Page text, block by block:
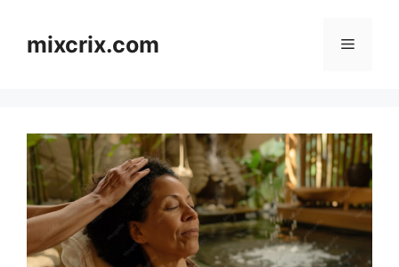
contentmixcrix.com Menu